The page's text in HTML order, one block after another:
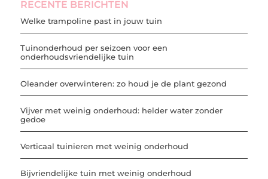
RECENTE BERICHTEN
Welke trampoline past in jouw tuin
Tuinonderhoud per seizoen voor een
onderhoudsvriendelijke tuin
Oleander overwinteren: zo houd je de plant gezond
Vijver met weinig onderhoud: helder water zonder
gedoe
Verticaal tuinieren met weinig onderhoud
Bijvriendelijke tuin met weinig onderhoud